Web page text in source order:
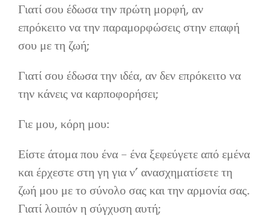
Γιατί σου έδωσα την πρώτη μορφή, αν
επρόκειτο να την παραμορφώσεις στην επαφή
σου με τη ζωή;
Γιατί σου έδωσα την ιδέα, αν δεν επρόκειτο να
την κάνεις να καρποφορήσει;
Γιε μου, κόρη μου:
Είστε άτομα που ένα – ένα ξεφεύγετε από εμένα
και έρχεστε στη γη για ν’ ανασχηματίσετε τη
ζωή μου με το σύνολο σας και την αρμονία σας.
Γιατί λοιπόν η σύγχυση αυτή;